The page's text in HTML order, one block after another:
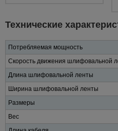
Технические
Потребляемая мощность
Скорость движения шлифовальной
Длина шлифовальной ленты
Ширина шлифовальной ленты
Размеры
Вес